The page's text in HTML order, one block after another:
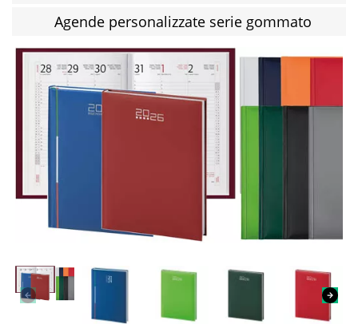
Agende personalizzate serie gommato